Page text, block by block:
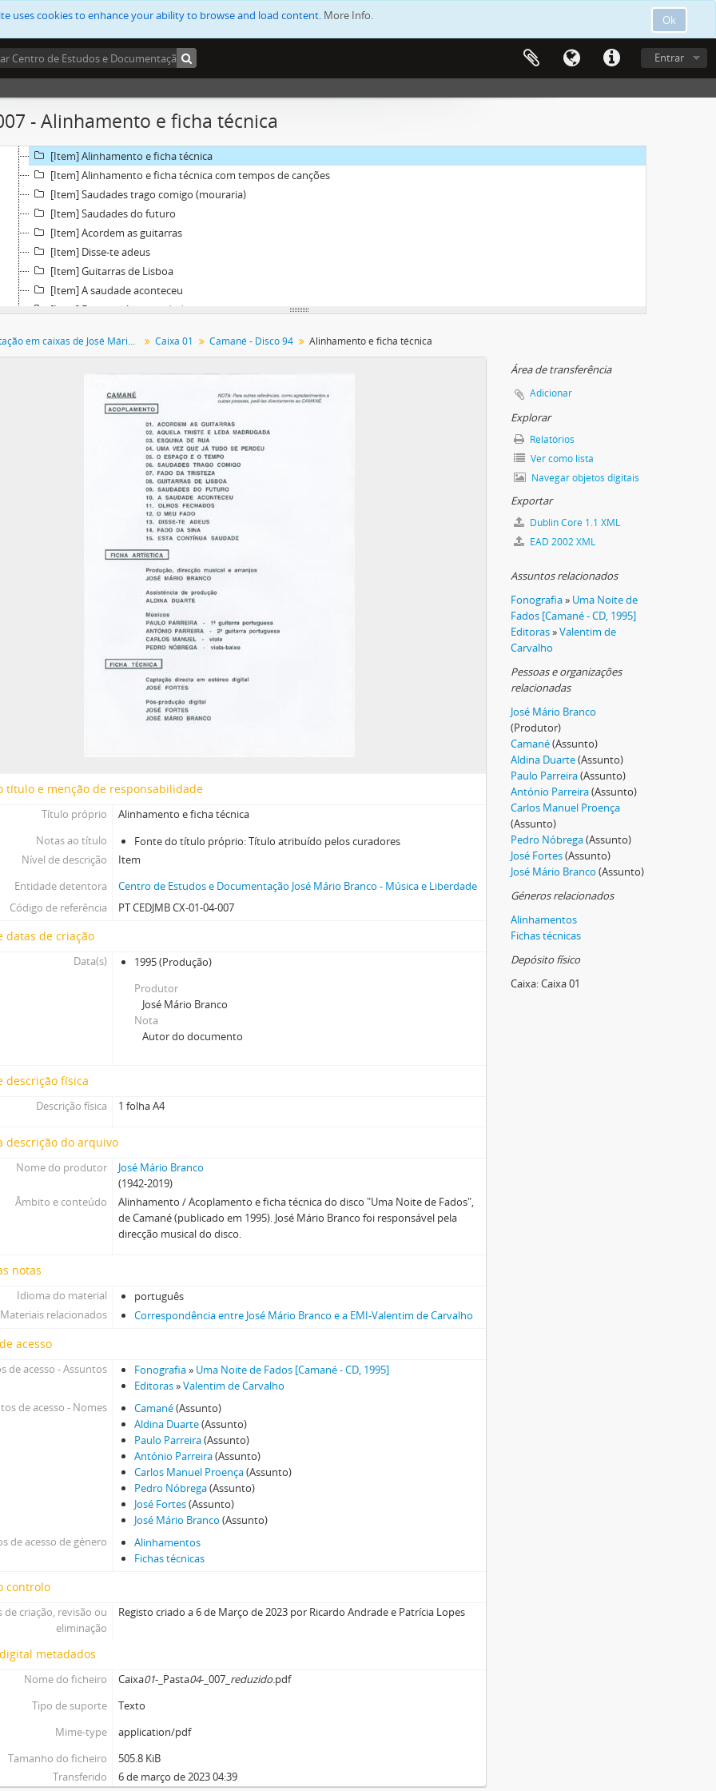
Ok
uses cookies to enhance your ability to browse and load content. More Info.
Entrar
- Alinhamento e ficha técnica
[Pasta] Camané - Disco 94
[Item] Camané - Texto para a promoção
[Item] Camané - Texto para o livrete do CD
[Item] Correspondência entre José Mário Branco e a EMI-Valentim de Carvalho
[Item] Contrato entre EMI-Valentim de Carvalho e José Mário Branco
[Item] Correspondência entre José Mário Branco e a EMI-Valentim de Carvalho
[Item] Alinhamento e ficha técnica
[Item] Alinhamento e ficha técnica com tempos de canções
[Item] Saudades trago comigo (mouraria)
[Item] Saudades do futuro
[Item] Acordem as guitarras
[Item] Disse-te adeus
[Item] Guitarras de Lisboa
[Item] A saudade aconteceu
[Item] Esta contínua saudade
[Item] Fado da sina
[Item] Aquela triste e leda madrugada
[Item] O espaço e o tempo (Fado Alberto)
[Item] Esquina de rua
[Item] Correspondência entre José Mário Branco e a EMI-Valentim de Carvalho
[Item] Alinhamento do disco
[Item] Correspondência entre Teresa Conde (EMI-Valentim de Carvalho) e José Mário Branco
[Item] Documentação diversa (mapeamentos, letras, alinhamentos)
[Item] Tabelas de takes de várias canções + alinhamento e programa de gravações ao vivo
[Item] Correspondência entre José Mário Branco e a EMI-Valentim de Carvalho
[Documento] Documentos diversos
[Documento] Documentos diversos
[Item] Carta de Carmelinda Pereira a José Mário Branco
[Item] Factura da Telecel
[Pasta] Bela Bueri
[Pasta] Jorge Silva Melo - "Coitado do Jorge" 1993
[Pasta] LP Jean Sommer
[Caixa] Caixa 03
[Caixa] Caixa 06
[Caixa] Caixa 07
[Caixa] Caixa 08
[Caixa] Caixa 13
[Caixa] Caixa 15
[Caixa] Caixa 20
[Caixa] Caixa 28
[Caixa] Caixa 30
[Caixa] Caixa 31
[Caixa] Caixa 32
[Caixa] Caixa 33
[Caixa] Caixa 45
[Caixa] Caixa 46
[Caixa] Caixa 48
[Caixa] Caixa 52
[Caixa] Caixa 54
Documentação em caixas de José Mário Branco Caixa 01 Camané - Disco 94 Alinhamento e ficha técnica
título e menção de responsabilidade
Título próprio
Alinhamento e ficha técnica
Notas ao título
Fonte do título próprio: Título atribuído pelos curadores
Nível de descrição
Item
Entidade detentora
Centro de Estudos e Documentação José Mário Branco - Música e Liberdade
Código de referência
PT CEDJMB CX-01-04-007
datas de criação
Data(s) 1995(Produção)
Produtor
José Mário Branco
Nota
Autor do documento
descrição física
Descrição física 1 folha A4
descrição do arquivo
Nome do produtor
José Mário Branco
(1942-2019)
Âmbito e conteúdo
Alinhamento / Acoplamento e ficha técnica do disco "Uma Noite de Fados",
de Camané (publicado em 1995). José Mário Branco foi responsável pela
direcção musical do disco.
notas
Idioma do material
português
Materiais relacionados
Correspondência entre José Mário Branco e a EMI-Valentim de Carvalho
acesso
de acesso - Assuntos Fonografia» Uma Noite de Fados [Camané - CD, 1995]
Editoras»Valentim de Carvalho
de acesso - Nomes
Camané(Assunto)
Aldina Duarte(Assunto)
Paulo Parreira(Assunto)
António Parreira(Assunto)
Carlos Manuel Proença(Assunto)
Pedro Nóbrega(Assunto)
José Fortes(Assunto)
José Mário Branco (Assunto)
de acesso de género
Alinhamentos
Fichas técnicas
controlo
de criação, revisão ou
eliminação
Registo criado a 6 de Março de 2023 por Ricardo Andrade e Patrícia Lopes
metadados
Nome do ficheiro Caixa01-_Pasta04-_007_ reduzido.pdf
Tipo de suporte
Texto
Mime-type
application/pdf
Tamanho do ficheiro
505.8 KiB
Transferido
6 de março de 2023 04:39
Área de transferência
Adicionar
Explorar
Relatórios
Ver como lista
Navegar objetos digitais
Exportar
Dublin Core 1.1 XML
EAD 2002 XML
Assuntos relacionados
Fonografia» Uma Noite de
Fados [Camané - CD, 1995]
Editoras»Valentim de
Carvalho
Pessoas e organizações
relacionadas
José Mário Branco
(Produtor)
Camané(Assunto)
Aldina Duarte(Assunto)
Paulo Parreira(Assunto)
António Parreira(Assunto)
Carlos Manuel Proença
(Assunto)
Pedro Nóbrega(Assunto)
José Fortes(Assunto)
José Mário Branco (Assunto)
Géneros relacionados
Alinhamentos
Fichas técnicas
Depósito físico
Caixa:Caixa 01